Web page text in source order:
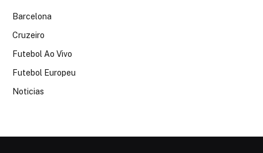
Barcelona
Cruzeiro
Futebol Ao Vivo
Futebol Europeu
Noticias